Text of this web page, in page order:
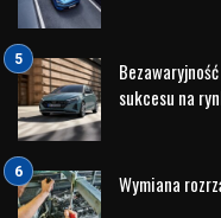
sukcesu na
Wymiana